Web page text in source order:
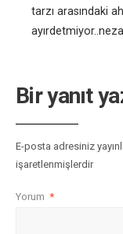
tarzı arasındaki
Bir yanıt
E-posta adresiniz
işaretlenmişlerdir
Yorum *